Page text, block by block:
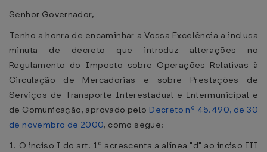
Senhor Governador,
Tenho a honra de encaminhar a Vossa Excelência a inclusa
minuta de decreto que introduz alterações no
Regulamento do Imposto sobre Operações Relativas à
Circulação de Mercadorias e sobre Prestações de
Serviços de Transporte Interestadual e Intermunicipal e
de Comunicação, aprovado pelo Decreto nº 45.490, de 30
de novembro de 2000, como segue:
1. O inciso I do art. 1º acrescenta a alínea "d" ao inciso III